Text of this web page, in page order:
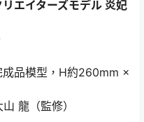
エイターズモデル 炎妃
成品模型，H約260mm ×
龍（監修）